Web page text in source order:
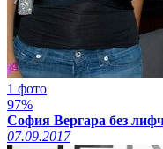
1 фото
97%
София Вергара без
07.09.2017